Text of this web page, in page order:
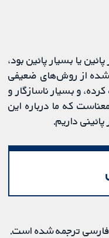
یا بسیار پائین بود،
شده از روش‌های ضعیفی
و بسیار ناسازگار و
که ما درباره این
پائینی داریم.
فارسی ترجمه شده است.